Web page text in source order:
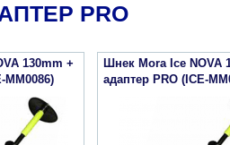
PRO
130mm +
MM0086)
Шнек Mora Ice NOVA
адаптер PRO (ICE-